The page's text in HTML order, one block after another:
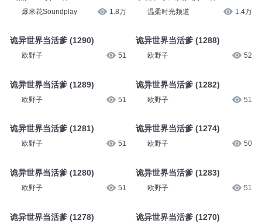
爆米花Soundplay 1.8万
诡异世界当活爹 (1290)
欧野子 51
诡异世界当活爹 (1289)
欧野子 51
诡异世界当活爹 (1281)
欧野子 51
诡异世界当活爹 (1280)
欧野子 51
诡异世界当活爹 (1278)
温柔时光频道 1.4万
诡异世界当活爹 (1288)
欧野子 52
诡异世界当活爹 (1282)
欧野子 51
诡异世界当活爹 (1274)
欧野子 50
诡异世界当活爹 (1283)
欧野子 51
诡异世界当活爹 (1270)